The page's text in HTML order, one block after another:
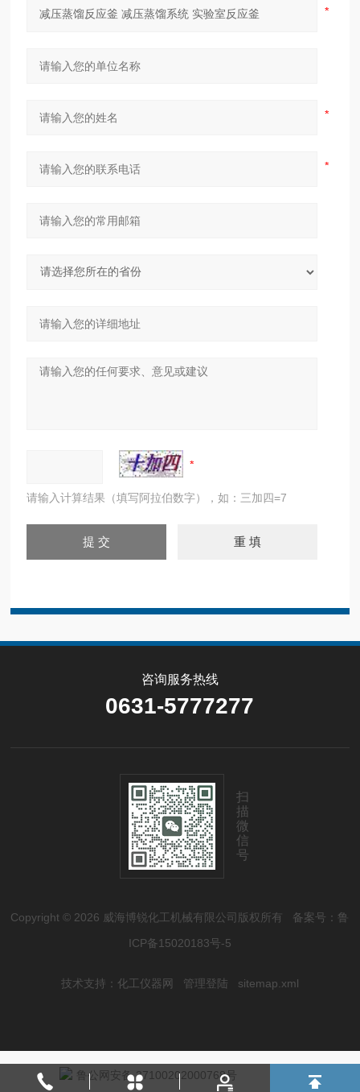
请输入计算结果（填写阿拉伯数字），如：三加四=7
咨询服务热线
0631-5777277
扫
描
微
信
号
Copyright © 2026 威海博锐化工机械有限公司版权所有 备案号：鲁
ICP备15020183号-5
技术支持： 化工仪器网 管理登陆 sitemap.xml
鲁公网安备 37100202000768号